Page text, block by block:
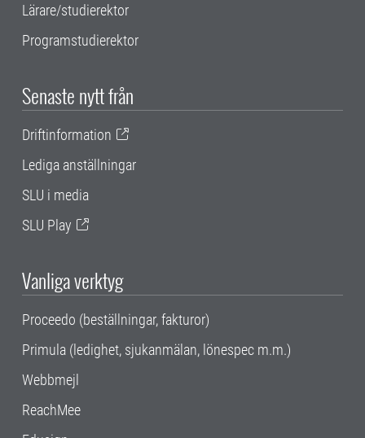
Lärare/studierektor
Programstudierektor
Senaste nytt från
Driftinformation
Lediga anställningar
SLU i media
SLU Play
Vanliga verktyg
Proceedo (beställningar, fakturor)
Primula (ledighet, sjukanmälan, lönespec m.m.)
Webbmejl
ReachMee